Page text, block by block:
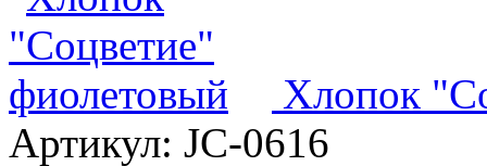
Хлопок
Артикул: JC-0616